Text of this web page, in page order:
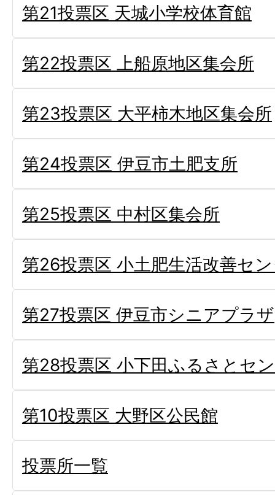
第21投票区 天城小学校体育館
第22投票区 上船原地区集会所
第23投票区 大平柿木地区集会所
第24投票区 伊豆市土肥支所
第25投票区 中村区集会所
第26投票区 小土肥生活改善セ
第27投票区 伊豆市シニアプラザ
第28投票区 小下田ふるさとセ
第10投票区 大野区公民館
投票所一覧